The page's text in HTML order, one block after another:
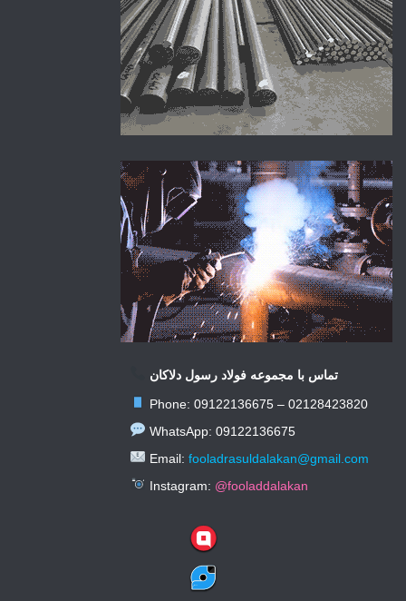
تماس با مجموعه فولاد رسول دلاکان
Phone: 09122136675 – 02128423820
WhatsApp: 09122136675
Email:fooladrasuldalakan@gmail.com
Instagram: @fooladdalakan